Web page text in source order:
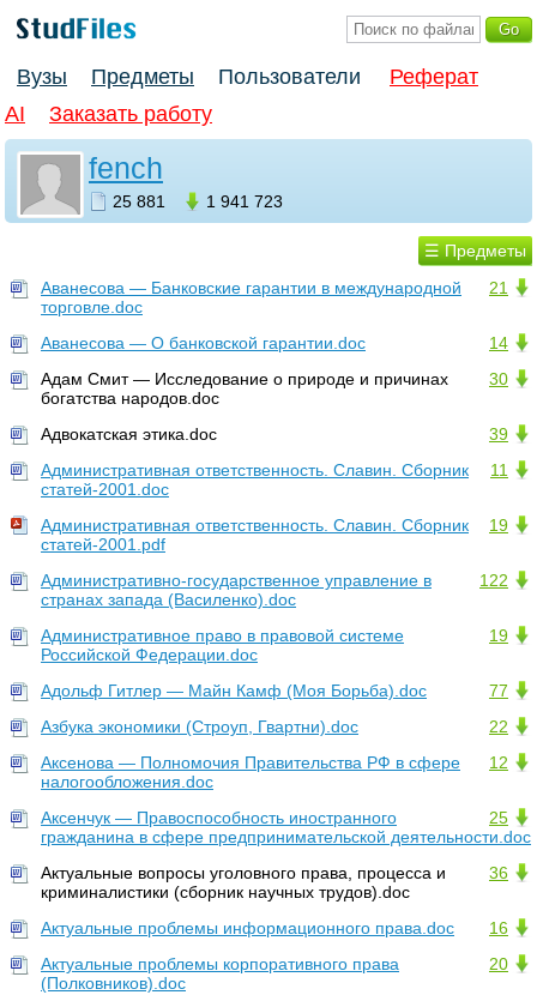
Вузы Предметы Пользователи
Реферат
AI
Заказать работу
fench
25 881 1 941 723
☰ Предметы
21
Аванесова — Банковские гарантии в международной
торговле.doc
14
Аванесова — О банковской гарантии.doc
30
Адам Смит — Исследование о природе и причинах
богатства народов.doc
39
Адвокатская этика.doc
11
Административная ответственность. Славин. Сборник
статей-2001.doc
19
Административная ответственность. Славин. Сборник
статей-2001.pdf
122
Административно-государственное управление в
странах запада (Василенко).doc
19
Административное право в правовой системе
Российской Федерации.doc
77
Адольф Гитлер — Майн Камф (Моя Борьба).doc
22
Азбука экономики (Строуп, Гвартни).doc
12
Аксенова — Полномочия Правительства РФ в сфере
налогообложения.doc
25
Аксенчук — Правоспособность иностранного
гражданина в сфере предпринимательской деятельности.doc
36
Актуальные вопросы уголовного права, процесса и
криминалистики (сборник научных трудов).doc
16
Актуальные проблемы информационного права.doc
20
Актуальные проблемы корпоративного права
(Полковников).doc